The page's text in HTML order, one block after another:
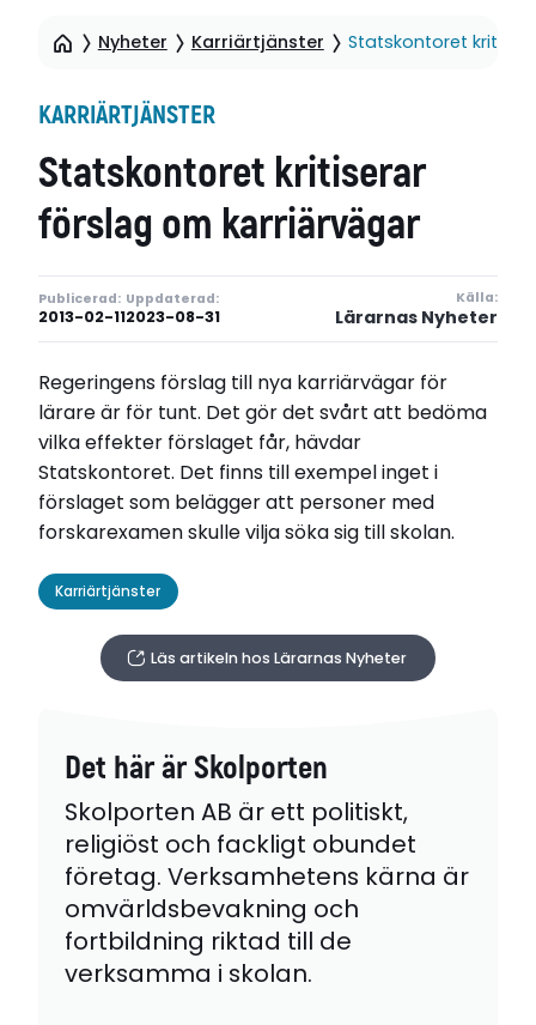
Nyheter Karriärtjänster Statskontoret
KARRIÄRTJÄNSTER
Statskontoret kritiserar
förslag om karriärvägar
Publicerad:
2013-02-11
Uppdaterad:
2023-08-31
Källa:
Lärarnas Nyheter
Regeringens förslag till nya karriärvägar för
lärare är för tunt. Det gör det svårt att bedöma
vilka effekter förslaget får, hävdar
Statskontoret. Det finns till exempel inget i
förslaget som belägger att personer med
forskarexamen skulle vilja söka sig till skolan.
Karriärtjänster
Läs artikeln hos Lärarnas Nyheter
Det här är Skolporten
Skolporten AB är ett politiskt,
religiöst och fackligt obundet
företag. Verksamhetens kärna är
omvärldsbevakning och
fortbildning riktad till de
verksamma i skolan.